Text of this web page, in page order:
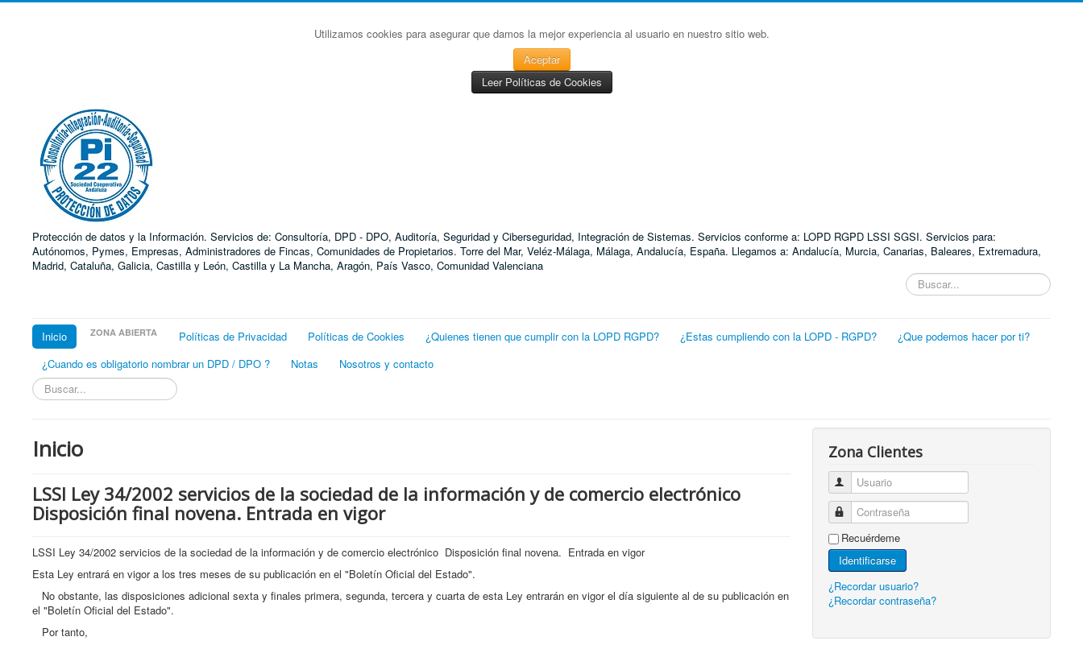
Utilizamos cookies para asegurar que damos la mejor experiencia al usuario en nuestro sitio web.
Aceptar
Leer Políticas de Cookies
Protección de datos y la Información. Servicios de: Consultoría, DPD - DPO, Auditoría, Seguridad y Ciberseguridad, Integración de Sistemas. Servicios conforme a: LOPD RGPD LSSI SGSI. Servicios para:
Autónomos, Pymes, Empresas, Administradores de Fincas, Comunidades de Propietarios. Torre del Mar, Veléz-Málaga, Málaga, Andalucía, España. Llegamos a: Andalucía, Murcia, Canarias, Baleares, Extremadura,
Madrid, Cataluña, Galicia, Castilla y León, Castilla y La Mancha, Aragón, País Vasco, Comunidad Valenciana
Buscar...
Inicio ZONA ABIERTA Políticas de Privacidad Políticas de Cookies ¿Quienes tienen que cumplir con la LOPD RGPD? ¿Estas cumpliendo con la LOPD - RGPD?
¿Que podemos hacer por ti?
¿Cuando es obligatorio nombrar un DPD / DPO ?
Notas
Nosotros y contacto
Buscar...
Inicio
LSSI Ley 34/2002 servicios de la sociedad de la información y de comercio electrónico
Disposición final novena. Entrada en vigor
LSSI Ley 34/2002 servicios de la sociedad de la información y de comercio electrónico Disposición final novena. Entrada en vigor
Esta Ley entrará en vigor a los tres meses de su publicación en el "Boletín Oficial del Estado".
No obstante, las disposiciones adicional sexta y finales primera, segunda, tercera y cuarta de esta Ley entrarán en vigor el día siguiente al de su publicación en
el "Boletín Oficial del Estado".
Por tanto,
Zona Clientes
Usuario
Contraseña
Recuérdeme
Identificarse
¿Recordar usuario?
¿Recordar contraseña?